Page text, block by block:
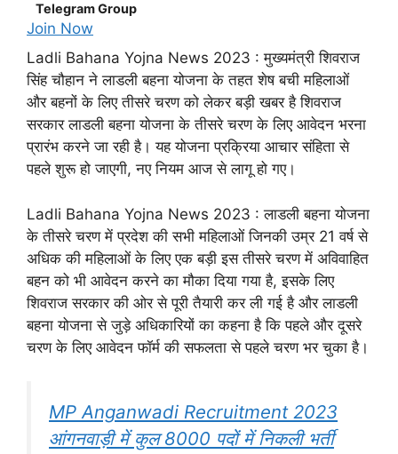
Telegram Group
Join Now
Ladli Bahana Yojna News 2023 : मुख्यमंत्री शिवराज
सिंह चौहान ने लाडली बहना योजना के तहत शेष बची महिलाओं
और बहनों के लिए तीसरे चरण को लेकर बड़ी खबर है शिवराज
सरकार लाडली बहना योजना के तीसरे चरण के लिए आवेदन भरना
प्रारंभ करने जा रही है। यह योजना प्रक्रिया आचार संहिता से
पहले शुरू हो जाएगी, नए नियम आज से लागू हो गए।
Ladli Bahana Yojna News 2023 : लाडली बहना योजना
के तीसरे चरण में प्रदेश की सभी महिलाओं जिनकी उम्र 21 वर्ष से
अधिक की महिलाओं के लिए एक बड़ी इस तीसरे चरण में अविवाहित
बहन को भी आवेदन करने का मौका दिया गया है, इसके लिए
शिवराज सरकार की ओर से पूरी तैयारी कर ली गई है और लाडली
बहना योजना से जुड़े अधिकारियों का कहना है कि पहले और दूसरे
चरण के लिए आवेदन फॉर्म की सफलता से पहले चरण भर चुका है।
MP Anganwadi Recruitment 2023
आंगनवाड़ी में कुल 8000 पदों में निकली भर्ती